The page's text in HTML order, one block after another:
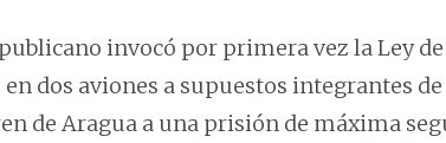
invocó por primera vez la Ley
dos aviones a supuestos integrantes
de Aragua a una prisión de máxima